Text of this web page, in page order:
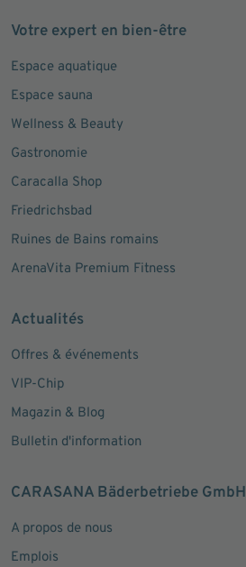
Votre expert en bien-être
Espace aquatique
Espace sauna
Wellness & Beauty
Gastronomie
Caracalla Shop
Friedrichsbad
Ruines de Bains romains
ArenaVita Premium Fitness
Actualités
Offres & événements
VIP-Chip
Magazin & Blog
Bulletin d'information
CARASANA Bäderbetriebe GmbH
A propos de nous
Emplois